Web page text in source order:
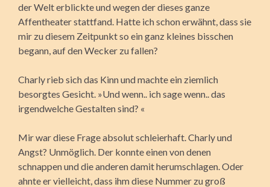
der Welt erblickte und wegen der dieses ganze
Affentheater stattfand. Hatte ich schon erwähnt, dass sie
mir zu diesem Zeitpunkt so ein ganz kleines bisschen
begann, auf den Wecker zu fallen?
Charly rieb sich das Kinn und machte ein ziemlich
besorgtes Gesicht. »Und wenn.. ich sage wenn.. das
irgendwelche Gestalten sind? «
Mir war diese Frage absolut schleierhaft. Charly und
Angst? Unmöglich. Der konnte einen von denen
schnappen und die anderen damit herumschlagen. Oder
ahnte er vielleicht, dass ihm diese Nummer zu groß